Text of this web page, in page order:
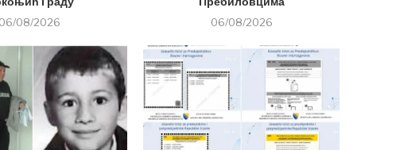
06/08/2026 06/08/2026